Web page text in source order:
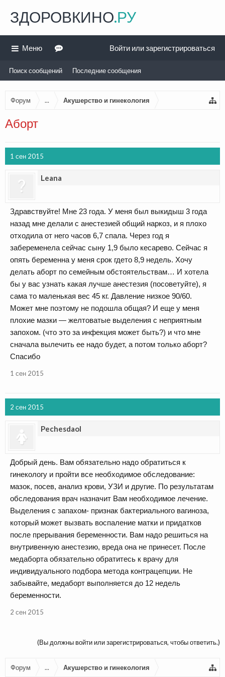
Форум ... Акушерство и гинекология
Аборт
1 сен 2015
Leana
Здравствуйте! Мне 23 года. У меня был выкидыш 3 года
назад мне делали с анестезией общий наркоз, и я плохо
отходила от него часов 6,7 спала. Через год я
забеременела сейчас сыну 1,9 было кесарево. Сейчас я
опять беременна у меня срок гдето 8,9 недель. Хочу
делать аборт по семейным обстоятельствам… И хотела
бы у вас узнать какая лучше анестезия (посоветуйте), я
сама то маленькая вес 45 кг. Давление низкое 90/60.
Может мне поэтому не подошла общая? И еще у меня
плохие мазки — желтоватые выделения с неприятным
запохом. (что это за инфекция может быть?) и что мне
сначала вылечить ее надо будет, а потом только аборт?
Спасибо
1 сен 2015
2 сен 2015
Pechesdaol
Добрый день. Вам обязательно надо обратиться к
гинекологу и пройти все необходимое обследование:
мазок, посев, анализ крови, УЗИ и другие. По результатам
обследования врач назначит Вам необходимое лечение.
Выделения с запахом- признак бактериального вагиноза,
который может вызвать воспаление матки и придатков
после прерывания беременности. Вам надо решиться на
внутривенную анестезию, вреда она не принесет. После
медаборта обязательно обратитесь к врачу для
индивидуального подбора метода контрацепции. Не
забывайте, медаборт выполняется до 12 недель
беременности.
2 сен 2015
(Вы должны войти или зарегистрироваться, чтобы ответить.)
Форум ... Акушерство и гинекология
ЗДОРОВКИНО.РУ
Меню
Поиск сообщений Последние сообщения
Войти или зарегистрироваться